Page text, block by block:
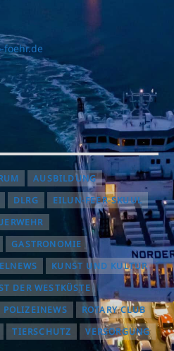
foehr.de
AUSBILDUNG
DLRG
EILUN-FEER-SKUUL
GASTRONOMIE
KUNST UND KULTUR
DER WESTKÜSTE
POLIZEINEWS
ROTARY CLUB
TIERSCHUTZ
VERSORGUNG